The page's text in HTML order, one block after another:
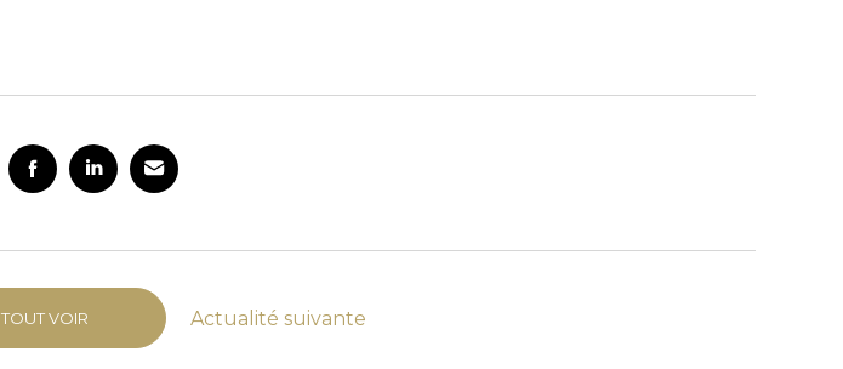
TOUT VOIR Actualité suivante